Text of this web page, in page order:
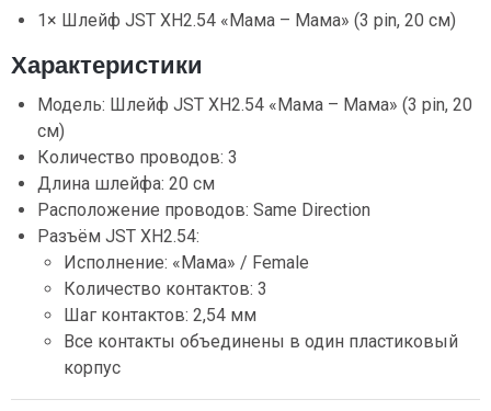
1× Шлейф JST XH2.54 «Мама – Мама» (3 pin, 20 см)
Характеристики
Модель: Шлейф JST XH2.54 «Мама – Мама» (3 pin, 20
см)
Количество проводов: 3
Длина шлейфа: 20 см
Расположение проводов: Same Direction
Разъём JST XH2.54:
Исполнение: «Мама» / Female
Количество контактов: 3
Шаг контактов: 2,54 мм
Все контакты объединены в один пластиковый
корпус